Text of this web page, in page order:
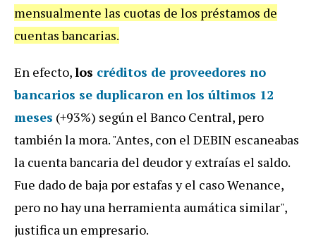
mensualmente las cuotas de los préstamos de
cuentas bancarias.
En efecto,los créditos de proveedores no
bancarios se duplicaron en los últimos 12
meses (+93%) según el Banco Central, pero
también la mora."Antes, con el DEBIN escaneabas
la cuenta bancaria del deudor y extraías el saldo.
Fue dado de baja por estafas y el caso Wenance,
pero no hay una herramienta aumática similar",
justifica un empresario.